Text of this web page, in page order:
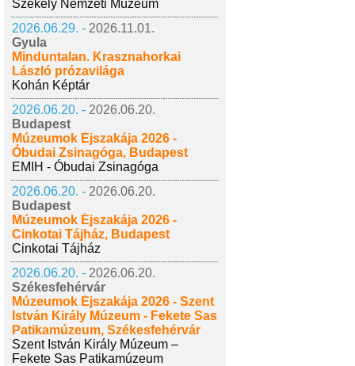
Székely Nemzeti Múzeum
2026.06.29. - 2026.11.01.
Gyula
Minduntalan. Krasznahorkai
László prózavilága
Kohán Képtár
2026.06.20. - 2026.06.20.
Budapest
Múzeumok Éjszakája 2026 -
Óbudai Zsinagóga, Budapest
EMIH - Óbudai Zsinagóga
2026.06.20. - 2026.06.20.
Budapest
Múzeumok Éjszakája 2026 -
Cinkotai Tájház, Budapest
Cinkotai Tájház
2026.06.20. - 2026.06.20.
Székesfehérvár
Múzeumok Éjszakája 2026 - Szent
István Király Múzeum - Fekete Sas
Patikamúzeum, Székesfehérvár
Szent István Király Múzeum –
Fekete Sas Patikamúzeum